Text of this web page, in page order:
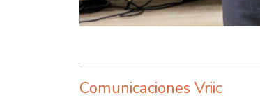
Comunicaciones Vriic